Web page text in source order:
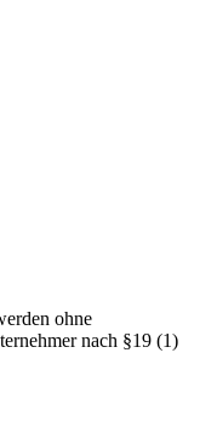
ohne
nach §19 (1)